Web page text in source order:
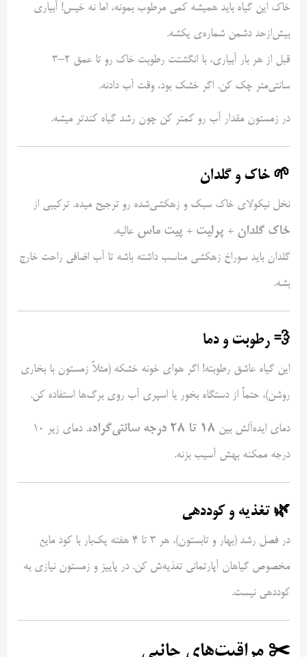
خاک این گیاه باید همیشه کمی مرطوب بمونه، اما نه خیس! آبیاری
بیش‌ازحد دشمن شماره‌ی یکشه.
قبل از هر بار آبیاری، با انگشتت رطوبت خاک رو تا عمق ۲–۳
سانتی‌متر چک کن. اگر خشک بود، وقت آب دادنه.
در زمستون مقدار آب رو کمتر کن چون رشد گیاه کندتر میشه.
🌱 خاک و گلدان
نخل نیکولای خاک سبک و زهکشی‌شده رو ترجیح میده. ترکیبی از
خاک گلدان + پرلیت + پیت ماس عالیه.
گلدان باید سوراخ زهکشی مناسب داشته باشه تا آب اضافی راحت خارج
بشه.
💨 رطوبت و دما
این گیاه عاشق رطوبته! اگر هوای خونه خشکه (مثلاً زمستون با بخاری
روشن)، حتماً از دستگاه بخور یا اسپری آب روی برگ‌ها استفاده کن.
دمای ایده‌آلش بین ۱۸ تا ۲۸ درجه سانتی‌گراد
ه. دمای زیر ۱۰
درجه ممکنه بهش آسیب بزنه.
🌿 تغذیه و کوددهی
در فصل رشد (بهار و تابستون)، هر ۳ تا ۴ هفته یک‌بار با کود مایع
مخصوص گیاهان آپارتمانی تغذیه‌ش کن. در پاییز و زمستون نیازی به
کوددهی نیست.
✂️ مراقبت‌های جانبی